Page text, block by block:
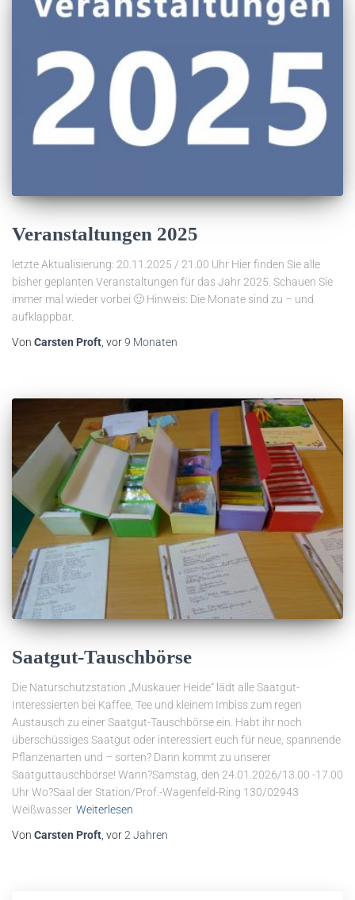
Veranstaltungen 2025
letzte Aktualisierung: 20.11.2025 / 21.00 Uhr Hier finden Sie alle
bisher geplanten Veranstaltungen für das Jahr 2025. Schauen Sie
immer mal wieder vorbei 🙂 Hinweis: Die Monate sind zu – und
aufklappbar.
Von Carsten Proft , vor9 Monaten
Saatgut-Tauschbörse
Die Naturschutzstation „Muskauer Heide“ lädt alle Saatgut-
Interessierten bei Kaffee, Tee und kleinem Imbiss zum regen
Austausch zu einer Saatgut-Tauschbörse ein. Habt ihr noch
überschüssiges Saatgut oder interessiert euch für neue, spannende
Pflanzenarten und – sorten? Dann kommt zu unserer
Saatguttauschbörse! Wann?Samstag, den 24.01.2026/13.00 -17.00
Uhr Wo?Saal der Station/Prof.-Wagenfeld-Ring 130/02943
Weißwasser Weiterlesen
Von Carsten Proft, vor2 Jahren